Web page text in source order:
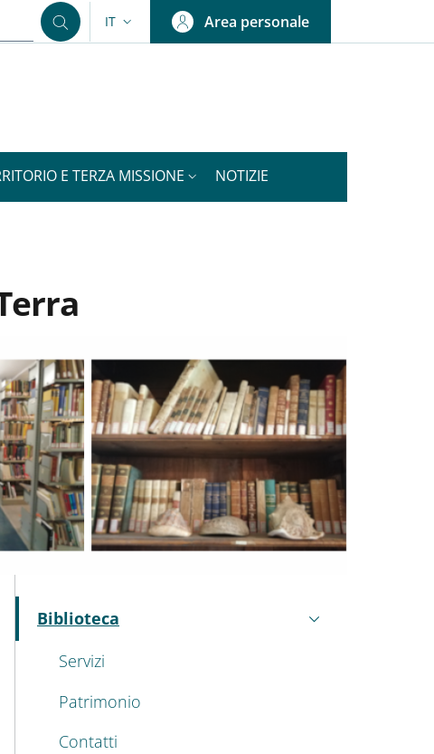
SELETTORE LINGUA: CURRENT LANGUAGE
IT Area personale
E TERZA MISSIONE NOTIZIE
LinkedIn
MENU CEV SECOND NAVIGATION
Biblioteca
Attivo
Servizi
Patrimonio
Contatti